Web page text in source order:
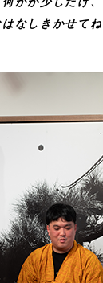
なしきかせて